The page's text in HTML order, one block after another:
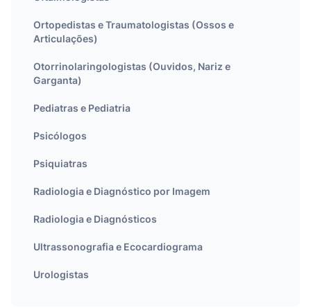
Ortopedistas e Traumatologistas (Ossos e
Articulações)
Otorrinolaringologistas (Ouvidos, Nariz e
Garganta)
Pediatras e Pediatria
Psicólogos
Psiquiatras
Radiologia e Diagnóstico por Imagem
Radiologia e Diagnósticos
Ultrassonografia e Ecocardiograma
Urologistas